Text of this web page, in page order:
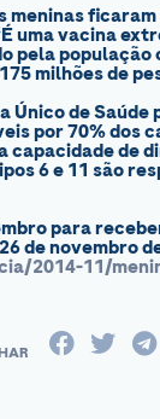
uma vacina
pela
milhões de
Único de
por 70% dos
de
6 e 11 são
para
de novembro
2014-11/